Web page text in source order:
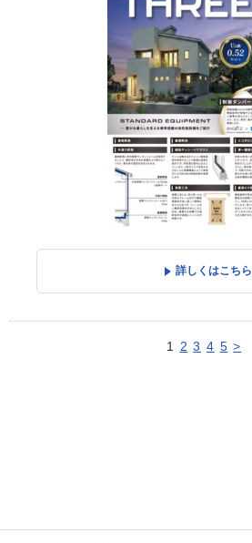
詳しくはこちら
1 2 3 4 5 >